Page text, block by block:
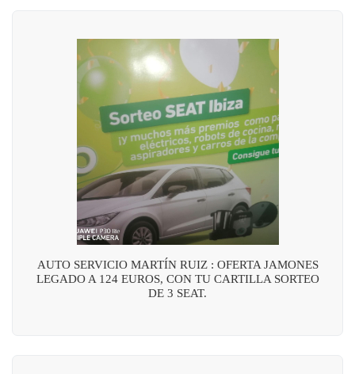
AUTO SERVICIO MARTÍN RUIZ : OFERTA JAMONES
LEGADO A 124 EUROS, CON TU CARTILLA SORTEO
DE 3 SEAT.